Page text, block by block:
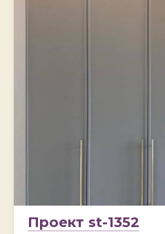
Проект st-1352